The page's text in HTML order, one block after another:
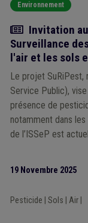
Environnement
Actualité
Invitation
Surveillance
l'air et les sols
Le projet SuRiPest,
Service Public),
présence de
notamment dans les
de l’ISSeP est
volontaires pour
19 Novembre 2025
Pesticide Sols Air|